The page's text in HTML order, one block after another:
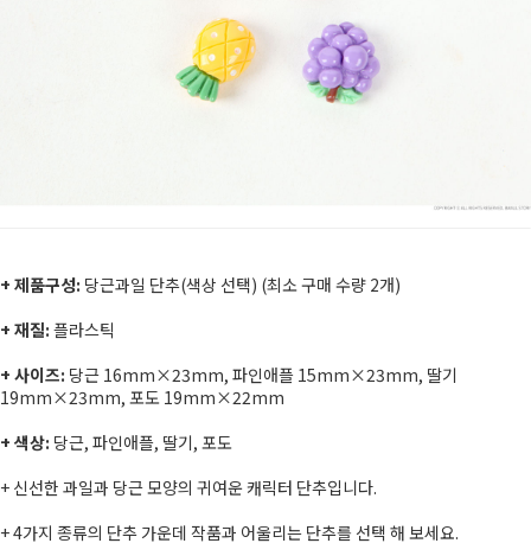
+ 제품구성: 당근과일 단추(색상 선택) (최소 구매 수량 2개)
+ 재질: 플라스틱
+ 사이즈: 당근 16mm×23mm, 파인애플 15mm×23mm, 딸기
19mm×23mm, 포도 19mm×22mm
+ 색상: 당근, 파인애플, 딸기, 포도
+ 신선한 과일과 당근 모양의 귀여운 캐릭터 단추입니다.
+ 4가지 종류의 단추 가운데 작품과 어울리는 단추를 선택 해 보세요.